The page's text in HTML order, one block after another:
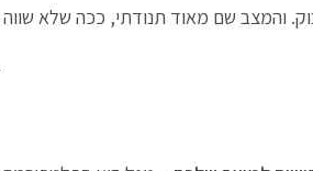
והמצב שם מאוד תנודתי, ככה שלא